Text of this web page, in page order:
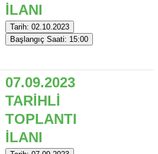
İLANI
Tarih: 02.10.2023
Başlangıç Saati: 15:00
07.09.2023
TARİHLİ
TOPLANTI
İLANI